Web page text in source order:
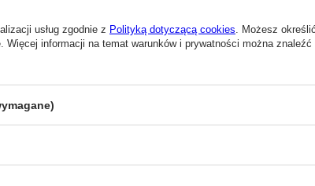
usług zgodnie z Polityką dotyczącą cookies . Możesz
Więcej informacji na temat warunków i prywatności można